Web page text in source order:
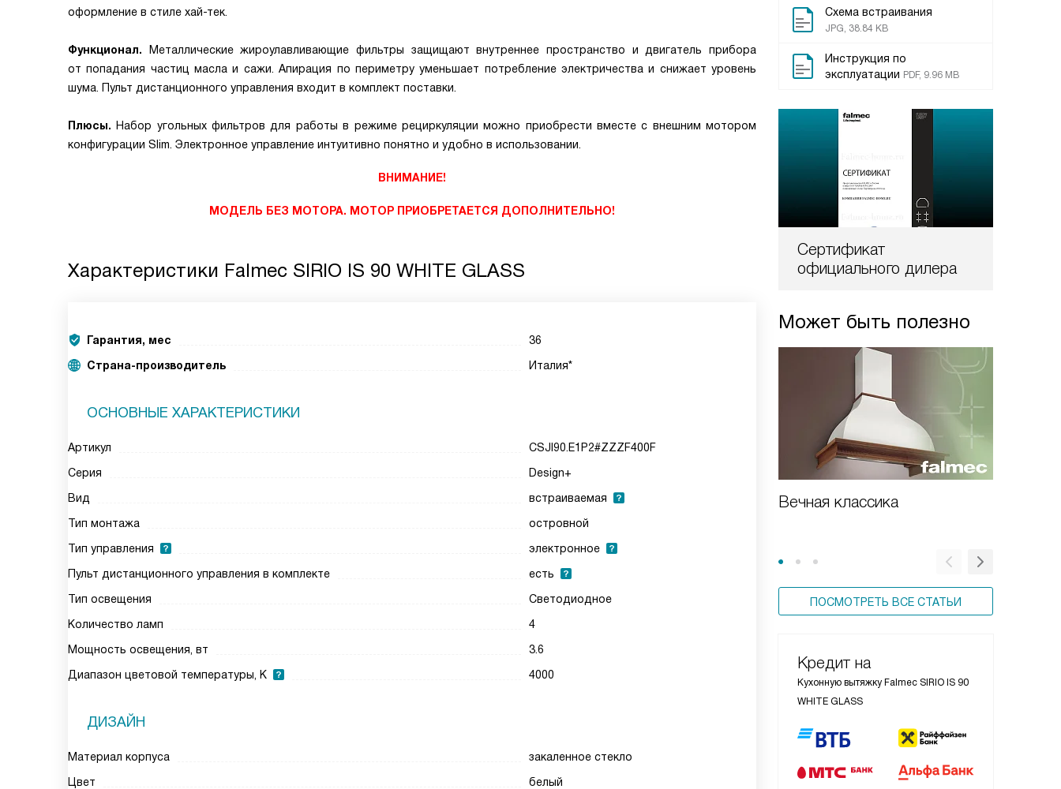
Схема встраивания
JPG, 38.84 KB
Инструкция по
эксплуатации PDF, 9.96 MB
Сертификат
официального дилера
Может быть полезно
Вечная классика
ПОСМОТРЕТЬ ВСЕ СТАТЬИ
Кредит на
Кухонную вытяжку Falmec SIRIO IS 90
WHITE GLASS
оформление в стиле хай-тек.
Функционал. Металлические жироулавливающие фильтры защищают внутреннее пространство и двигатель прибора
от попадания частиц масла и сажи. Апирация по периметру уменьшает потребление электричества и снижает уровень
шума. Пульт дистанционного управления входит в комплект поставки.
Плюсы. Набор угольных фильтров для работы в режиме рециркуляции можно приобрести вместе с внешним мотором
конфигурации Slim. Электронное управление интуитивно понятно и удобно в использовании.
ВНИМАНИЕ!
МОДЕЛЬ БЕЗ МОТОРА. МОТОР ПРИОБРЕТАЕТСЯ ДОПОЛНИТЕЛЬНО!
Характеристики Falmec SIRIO IS 90 WHITE GLASS
Гарантия, мес
36
Страна-производитель
Италия*
ОСНОВНЫЕ ХАРАКТЕРИСТИКИ
Артикул
CSJI90.E1P2#ZZZF400F
Серия
Design+
Вид
встраиваемая
Тип монтажа
островной
Тип управления
электронное
Пульт дистанционного управления в комплекте
есть
Тип освещения
Светодиодное
Количество ламп
4
Мощность освещения, вт
3.6
Диапазон цветовой температуры, К
4000
ДИЗАЙН
Материал корпуса
закаленное стекло
Цвет
белый